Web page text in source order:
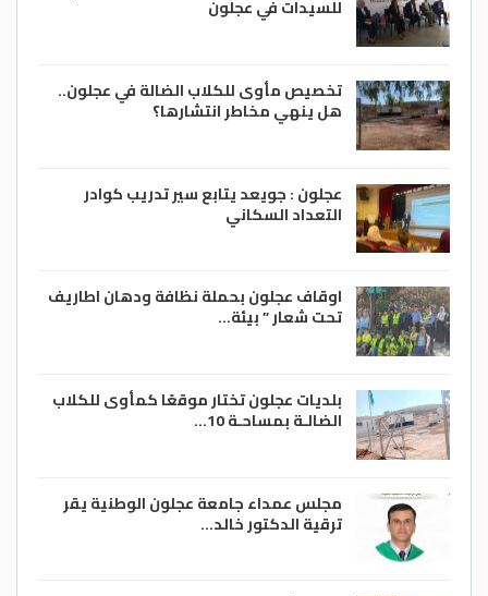
للسيدات في عجلون
تخصيص مأوى للكلاب الضالة في عجلون..
هل ينهي مخاطر انتشارها؟
عجلون : جويعد يتابع سير تدريب كوادر
التعداد السكاني
اوقاف عجلون بحملة نظافة ودهان اطاريف
تحت شعار ” بيئة…
بلديات عجلون تختار موقعًا كمأوى للكلاب
الضالـة بمساحـة 10…
مجلس عمداء جامعة عجلون الوطنية يقر
ترقية الدكتور خالد…